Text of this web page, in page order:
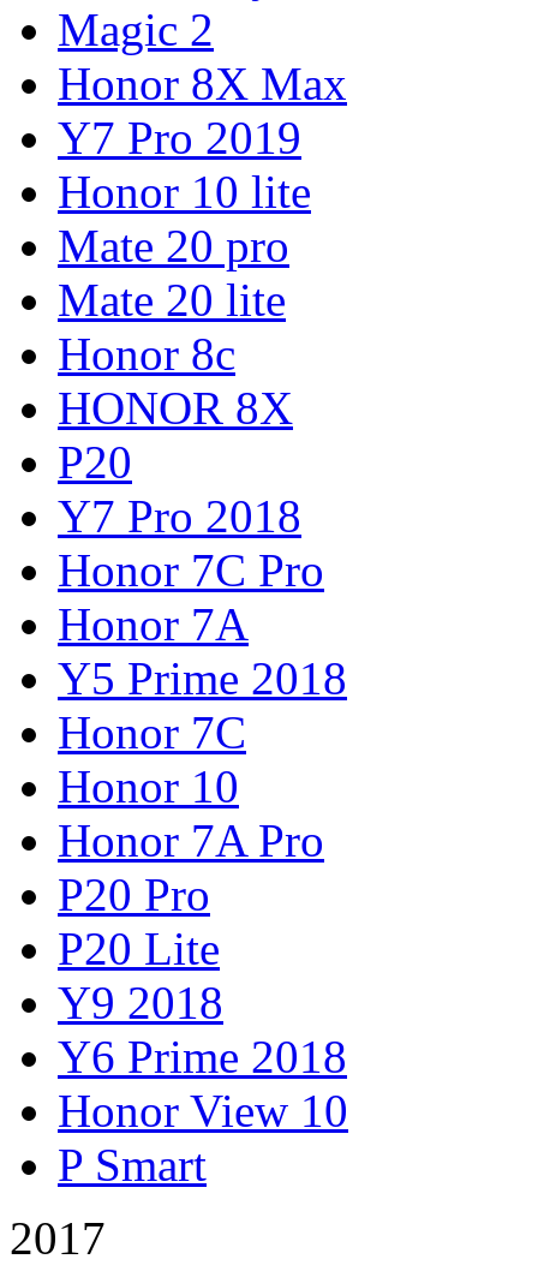
Magic 2
Honor 8X Max
Y7 Pro 2019
Honor 10 lite
Mate 20 pro
Mate 20 lite
Honor 8c
HONOR 8X
P20
Y7 Pro 2018
Honor 7C Pro
Honor 7A
Y5 Prime 2018
Honor 7C
Honor 10
Honor 7A Pro
P20 Pro
P20 Lite
Y9 2018
Y6 Prime 2018
Honor View 10
P Smart
2017